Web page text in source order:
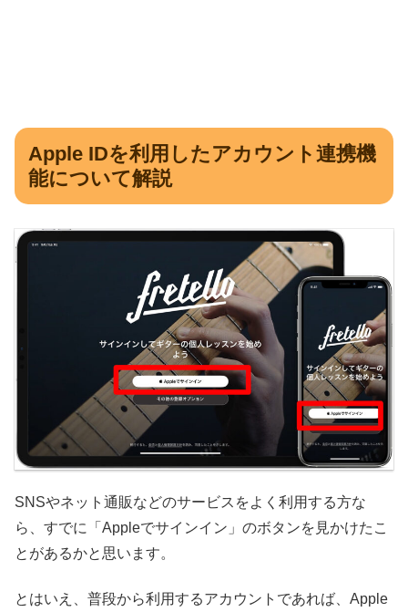
Apple IDを利用したアカウント連携機
能について解説
SNSやネット通販などのサービスをよく利用する方な
ら、すでに「Appleでサインイン」のボタンを見かけたこ
とがあるかと思います。
とはいえ、普段から利用するアカウントであれば、Apple